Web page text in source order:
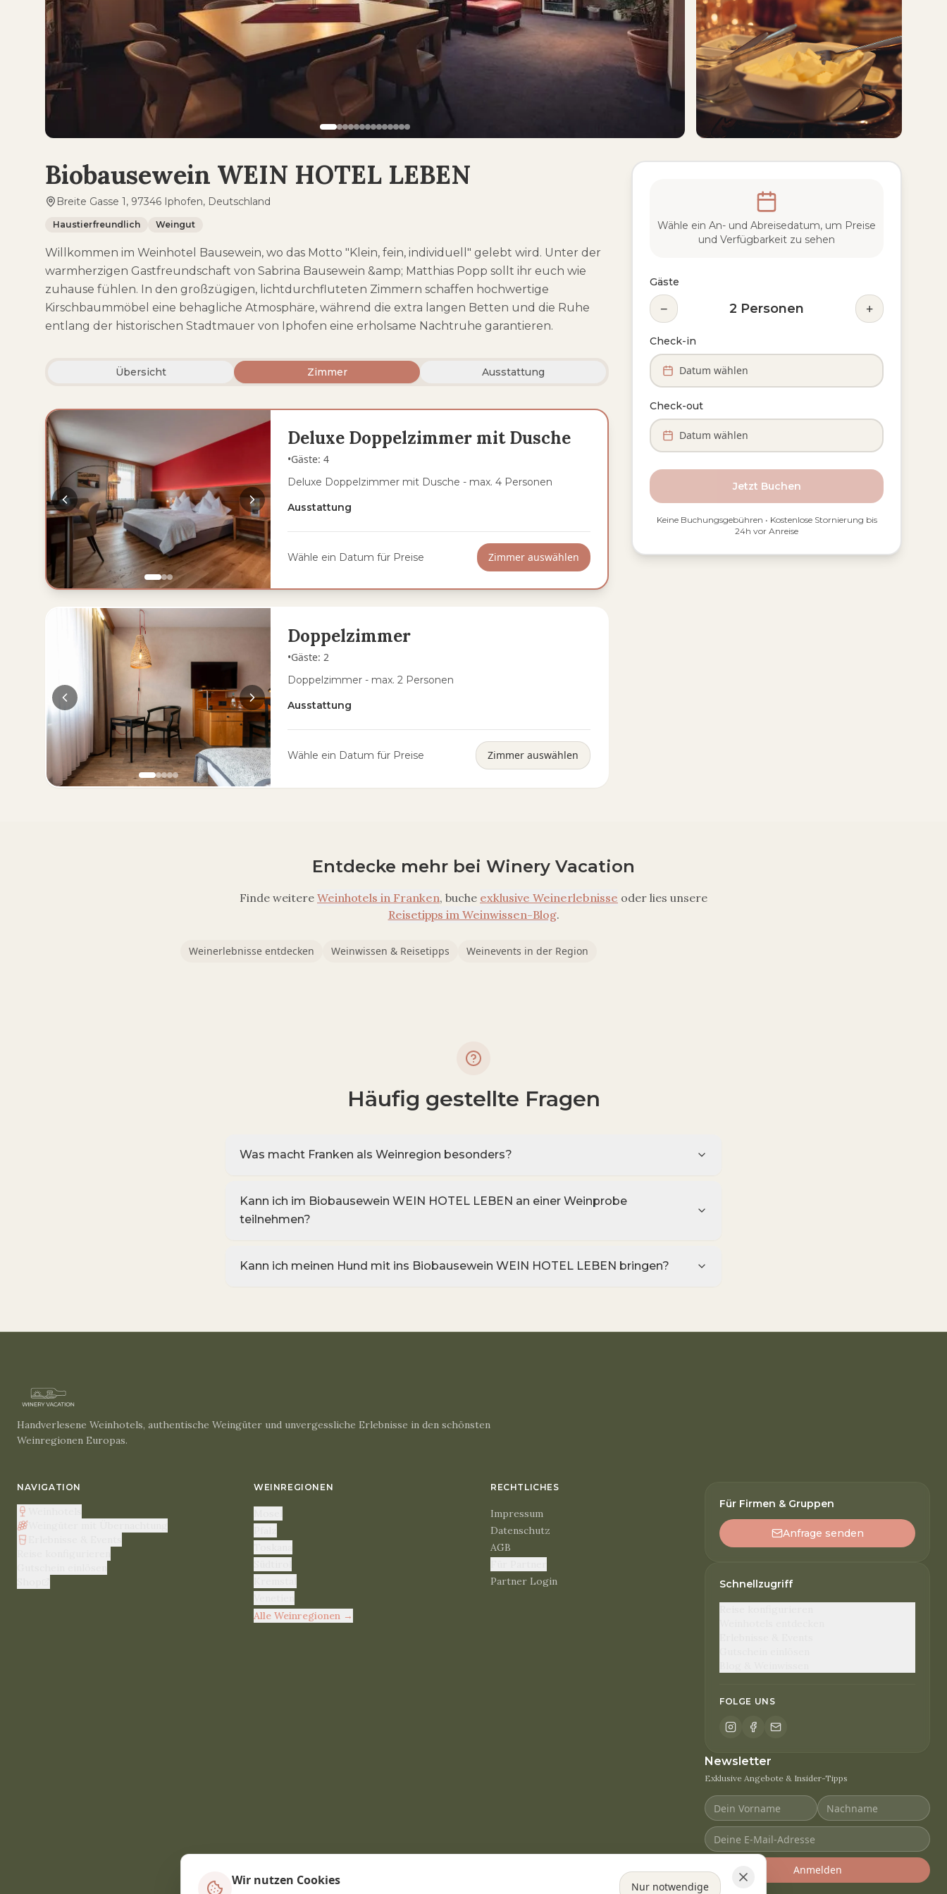
Biobausewein WEIN HOTEL LEBEN
Breite Gasse 1, 97346 Iphofen, Deutschland
Haustierfreundlich Weingut
Willkommen im Weinhotel Bausewein, wo das Motto "Klein, fein, individuell" gelebt wird. Unter der
warmherzigen Gastfreundschaft von Sabrina Bausewein &amp; Matthias Popp sollt ihr euch wie
zuhause fühlen. In den großzügigen, lichtdurchfluteten Zimmern schaffen hochwertige
Kirschbaummöbel eine behagliche Atmosphäre, während die extra langen Betten und die Ruhe
entlang der historischen Stadtmauer von Iphofen eine erholsame Nachtruhe garantieren.
Übersicht Zimmer Ausstattung
Deluxe Doppelzimmer mit Dusche
•Gäste:4
Deluxe Doppelzimmer mit Dusche - max. 4 Personen
Ausstattung
Wähle ein Datum für Preise Zimmer auswählen
Doppelzimmer
•Gäste:2
Doppelzimmer - max. 2 Personen
Ausstattung
Wähle ein Datum für Preise Zimmer auswählen
Wähle ein An- und Abreisedatum, um Preise
und Verfügbarkeit zu sehen
Gäste
− 2 Personen +
Check-in
Datum wählen
Check-out
Datum wählen
Jetzt Buchen
Keine Buchungsgebühren • Kostenlose Stornierung bis
24h vor Anreise
Entdecke mehr bei Winery Vacation
Finde weitere Weinhotels in Franken, buche exklusive Weinerlebnisse oder lies unsere
Reisetipps im Weinwissen-Blog.
Weinerlebnisse entdecken Weinwissen & Reisetipps Weinevents in der Region
Häufig gestellte Fragen
Was macht Franken als Weinregion besonders?
Kann ich im Biobausewein WEIN HOTEL LEBEN an einer Weinprobe
teilnehmen?
Kann ich meinen Hund mit ins Biobausewein WEIN HOTEL LEBEN bringen?
Handverlesene Weinhotels, authentische Weingüter und unvergessliche Erlebnisse in den schönsten
Weinregionen Europas.
NAVIGATION WEINREGIONEN
Alle Weinregionen →
RECHTLICHES
Impressum
Datenschutz
AGB
Partner Login
Für Firmen & Gruppen
Anfrage senden
Schnellzugriff
FOLGE UNS
Newsletter
Exklusive Angebote & Insider-Tipps
Anmelden
Wir nutzen Cookies Nur notwendige